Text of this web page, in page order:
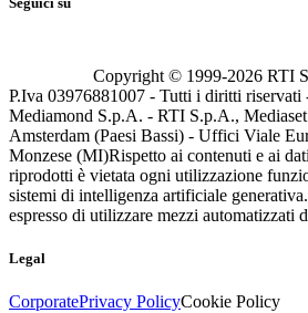
Copyright © 1999-2026 RTI
P.Iva 03976881007 - Tutti i diritti riservati
Mediamond S.p.A. - RTI S.p.A.,
Amsterdam (Paesi Bassi) - Uffici Viale
Monzese (MI)Rispetto ai contenuti e ai
riprodotti è vietata ogni utilizzazione
sistemi di intelligenza artificiale
espresso di utilizzare mezzi automatizzati
Legal
CorporatePrivacy PolicyCookie Policy